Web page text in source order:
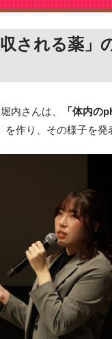
収される薬」
堀内さんは、
「体内の
を作り、その様子を発